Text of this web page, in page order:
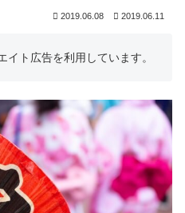
2019.06.08 2019.06.11
ト広告を利用しています。